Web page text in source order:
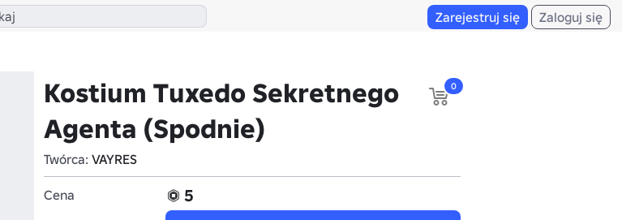
Zarejestruj się Zaloguj się
Kostium Tuxedo Sekretnego
Agenta (Spodnie)
Twórca: VAYRES
0
Cena
5